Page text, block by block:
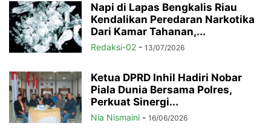
Napi di Lapas Bengkalis Riau
Kendalikan Peredaran Narkotika
Dari Kamar Tahanan,...
Redaksi-02 - 13/07/2026
Ketua DPRD Inhil Hadiri Nobar
Piala Dunia Bersama Polres,
Perkuat Sinergi...
Nia Nismaini - 16/06/2026